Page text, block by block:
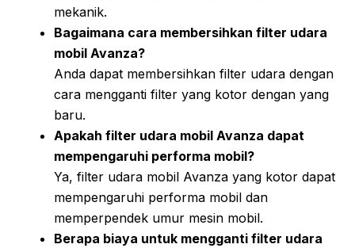
mekanik.
Bagaimana cara membersihkan filter udara
mobil Avanza?
Anda dapat membersihkan filter udara dengan
cara mengganti filter yang kotor dengan yang
baru.
Apakah filter udara mobil Avanza dapat
mempengaruhi performa mobil?
Ya, filter udara mobil Avanza yang kotor dapat
mempengaruhi performa mobil dan
memperpendek umur mesin mobil.
Berapa biaya untuk mengganti filter udara